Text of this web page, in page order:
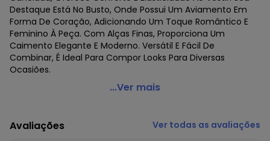
Destaque Está No Busto, Onde Possui Um Aviamento Em
Forma De Coração, Adicionando Um Toque Romântico E
Feminino À Peça. Com Alças Finas, Proporciona Um
Caimento Elegante E Moderno. Versátil E Fácil De
Combinar, É Ideal Para Compor Looks Para Diversas
Ocasiões.
Minty - Blusa Juvenil de Alça em Ribana Canelada Verde
Fornecedor: ROVITEX IND E COM DE MALHAS LTDA / CNPJ
79.233.672/0010-98
...Ver mais
Avaliações Ver todas as avaliações